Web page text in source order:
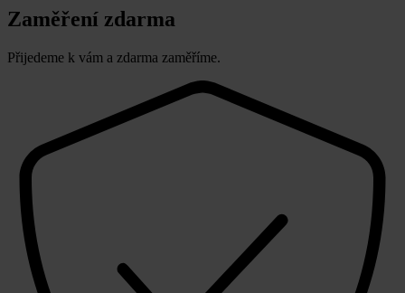
Zaměření zdarma
Přijedeme k vám a zdarma zaměříme.